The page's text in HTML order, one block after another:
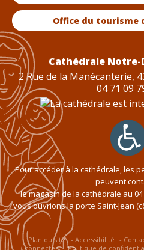
Office du tourisme
Cathédrale Notre-
2 Rue de la Manécanterie,
04 71 09
Pour accéder à la cathédrale, les
peuvent
le magasin de la cathédrale au
vous ouvrions la porte Saint-Jean
Plan du site Accessibilité
connecter
Politique de